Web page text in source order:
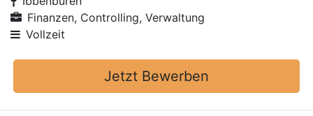
Finanzen, Controlling, Verwaltung
Vollzeit
Jetzt Bewerben